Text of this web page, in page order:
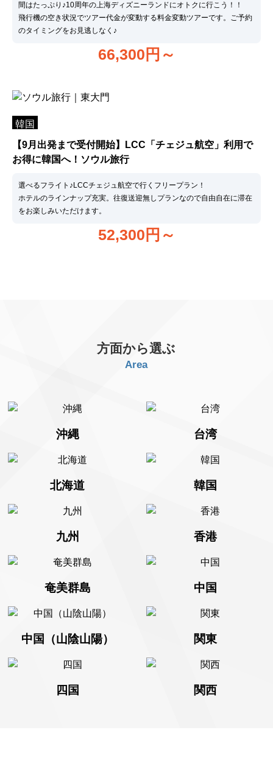
間はたっぷり♪10周年の上海ディズニーランドにオトクに行こう！！
飛行機の空き状況でツアー代金が変動する料金変動ツアーです。ご予約
のタイミングをお見逃しなく♪
66,300 円～
韓国
【9月出発まで受付開始】LCC「チェジュ航空」利用で
お得に韓国へ！ソウル旅行
選べるフライト♪LCCチェジュ航空で行くフリープラン！
ホテルのラインナップ充実。往復送迎無しプランなので自由自在に滞在
をお楽しみいただけます。
52,300 円～
方面から選ぶ
Area
沖縄
北海道
九州
奄美群島
中国（山陰山陽）
四国
台湾
韓国
香港
中国
関東
関西